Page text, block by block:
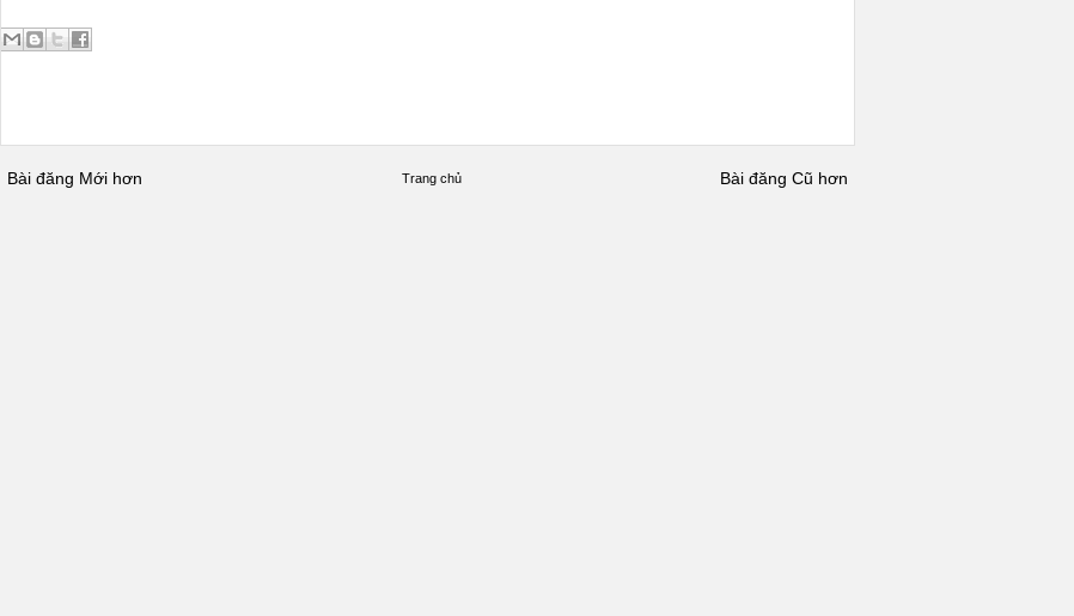
Bài đăng Mới hơn Bài đăng Cũ hơn
Trang chủ